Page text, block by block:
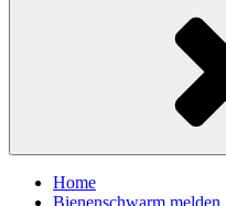
Home
Bienenschwarm melden